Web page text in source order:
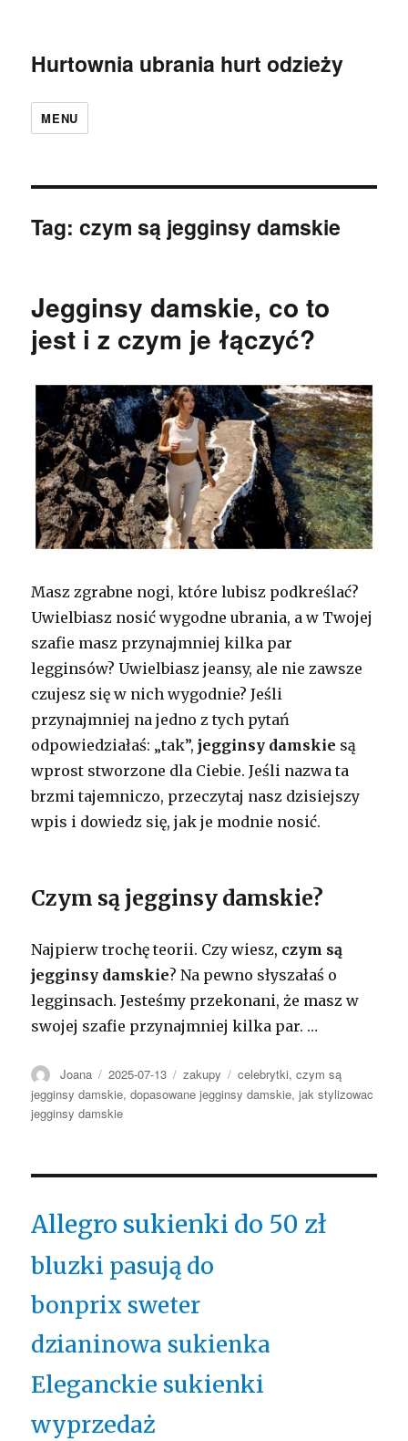
Hurtownia ubrania hurt odzieży
MENU
Tag:czym są jegginsy damskie
Jegginsy damskie, co to
jest i z czym je łączyć?
Masz zgrabne nogi, które lubisz podkreślać?
Uwielbiasz nosić wygodne ubrania, a w Twojej
szafie masz przynajmniej kilka par
legginsów? Uwielbiasz jeansy, ale nie zawsze
czujesz się w nich wygodnie? Jeśli
przynajmniej na jedno z tych pytań
odpowiedziałaś: „tak”,jegginsy damskie są
wprost stworzone dla Ciebie. Jeśli nazwa ta
brzmi tajemniczo, przeczytaj nasz dzisiejszy
wpis i dowiedz się, jak je modnie nosić.
Czym są jegginsy damskie?
Najpierw trochę teorii. Czy wiesz, czym są
jegginsy damskie? Na pewno słyszałaś o
legginsach. Jesteśmy przekonani, że masz w
swojej szafie przynajmniej kilka par. …
Autor
Joana Opublikowano
2025-07-13 Kategorie
zakupy Tagi
celebrytki,czym są
jegginsy damskie,dopasowane jegginsy damskie,jak stylizowac
jegginsy damskie
Allegro sukienki do 50 zł
bluzki pasują do
bonprix sweter
dzianinowa sukienka
Eleganckie sukienki
wyprzedaż